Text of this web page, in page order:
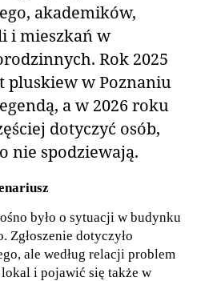
akademików,
i mieszkań w
Rok 2025
pluskiew w Poznaniu
a w 2026 roku
dotyczyć osób,
nie spodziewają.
było o sytuacji w budynku
dotyczyło
ale według relacji problem
i pojawić się także w